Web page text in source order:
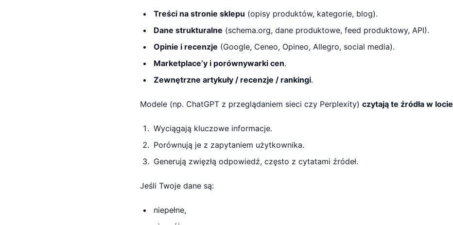
Treści na stronie sklepu (opisy produktów, kategorie, blog).
Dane strukturalne (schema.org, dane produktowe, feed produktowy, API).
Opinie i recenzje (Google, Ceneo, Opineo, Allegro, social media).
Marketplace’y i porównywarki cen.
Zewnętrzne artykuły / recenzje / rankingi.
Modele (np. ChatGPT z przeglądaniem sieci czy Perplexity) czytają te źródła w locie
Wyciągają kluczowe informacje.
Porównują je z zapytaniem użytkownika.
Generują zwięzłą odpowiedź, często z cytatami źródeł.
Jeśli Twoje dane są:
niepełne,